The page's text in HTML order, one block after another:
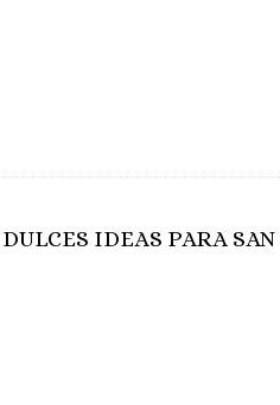
DULCES IDEAS PARA